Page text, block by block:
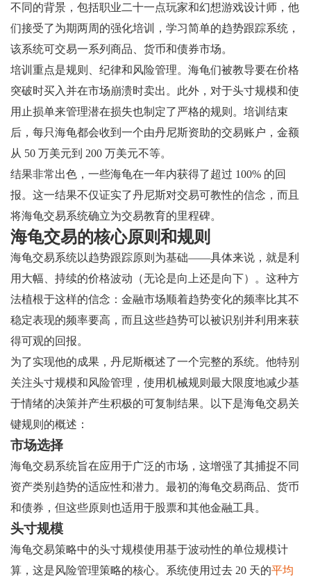
不同的背景，包括职业二十一点玩家和幻想游戏设计师，他
们接受了为期两周的强化培训，学习简单的趋势跟踪系统，
该系统可交易一系列商品、货币和债券市场。
培训重点是规则、纪律和风险管理。海龟们被教导要在价格
突破时买入并在市场崩溃时卖出。此外，对于头寸规模和使
用止损单来管理潜在损失也制定了严格的规则。培训结束
后，每只海龟都会收到一个由丹尼斯资助的交易账户，金额
从 50 万美元到 200 万美元不等。
结果非常出色，一些海龟在一年内获得了超过 100% 的回
报。这一结果不仅证实了丹尼斯对交易可教性的信念，而且
将海龟交易系统确立为交易教育的里程碑。
海龟交易的核心原则和规则
海龟交易系统以趋势跟踪原则为基础——具体来说，就是利
用大幅、持续的价格波动（无论是向上还是向下）。这种方
法植根于这样的信念：金融市场顺着趋势变化的频率比其不
稳定表现的频率要高，而且这些趋势可以被识别并利用来获
得可观的回报。
为了实现他的成果，丹尼斯概述了一个完整的系统。他特别
关注头寸规模和风险管理，使用机械规则最大限度地减少基
于情绪的决策并产生积极的可复制结果。以下是海龟交易关
键规则的概述：
市场选择
海龟交易系统旨在应用于广泛的市场，这增强了其捕捉不同
资产类别趋势的适应性和潜力。最初的海龟交易商品、货币
和债券，但这些原则也适用于股票和其他金融工具。
头寸规模
海龟交易策略中的头寸规模使用基于波动性的单位规模计
算，这是风险管理策略的核心。系统使用过去 20 天的平均